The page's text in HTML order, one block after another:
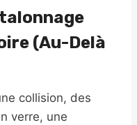
(au-Delà
collision, des
verre, une